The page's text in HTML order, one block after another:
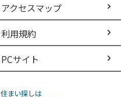
アクセスマップ
利用規約
PCサイト